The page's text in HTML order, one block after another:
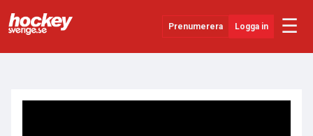
Prenumerera Logga in ☰